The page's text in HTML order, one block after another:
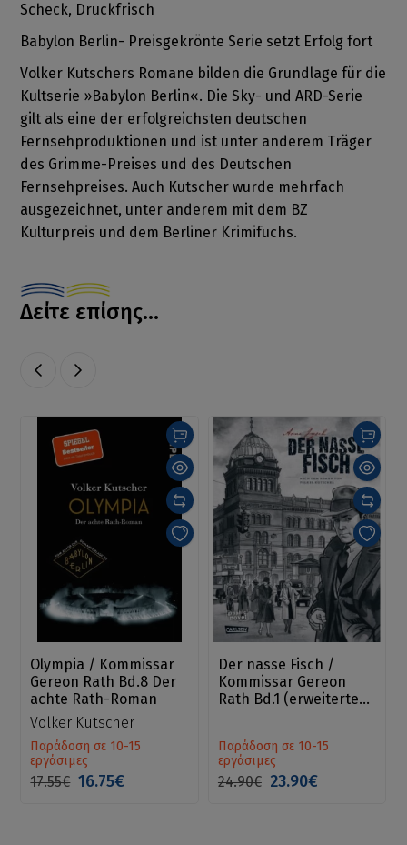
Scheck, Druckfrisch
Babylon Berlin- Preisgekrönte Serie setzt Erfolg fort
Volker Kutschers Romane bilden die Grundlage für die
Kultserie »Babylon Berlin«. Die Sky- und ARD-Serie
gilt als eine der erfolgreichsten deutschen
Fernsehproduktionen und ist unter anderem Träger
des Grimme-Preises und des Deutschen
Fernsehpreises. Auch Kutscher wurde mehrfach
ausgezeichnet, unter anderem mit dem BZ
Kulturpreis und dem Berliner Krimifuchs.
Δείτε επίσης...
Olympia / Kommissar
Gereon Rath Bd.8 Der
achte Rath-Roman
Volker Kutscher
Παράδοση σε 10-15
εργάσιμες
17.55€ 16.75€
Der nasse Fisch /
Kommissar Gereon
Rath Bd.1 (erweiterte
Παράδοση σε 10-15
εργάσιμες
24.90€ 23.90€